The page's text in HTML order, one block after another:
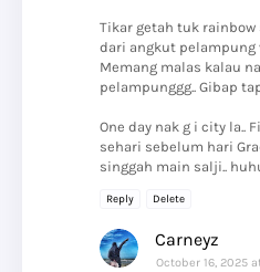
Tikar getah tuk
dari angkut pelampung
Memang malas kalau
pelampunggg.. Gibap
One day nak g i city la..
sehari sebelum hari
singgah main salji..
Reply Delete
Carneyz
October 16, 2025